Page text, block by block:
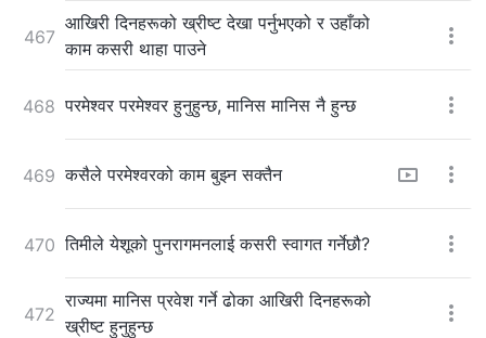
467
आखिरी दिनहरूको ख्रीष्ट देखा पर्नुभएको र उहाँको
काम कसरी थाहा पाउने
468 परमेश्‍वर परमेश्‍वर हुनुहुन्छ, मानिस मानिस नै हुन्छ
469 कसैले परमेश्‍वरको काम बुझ्न सक्तैन
470 तिमीले येशूको पुनरागमनलाई कसरी स्वागत गर्नेछौ?
472
राज्यमा मानिस प्रवेश गर्ने ढोका आखिरी दिनहरूको
ख्रीष्ट हुनुहुन्छ